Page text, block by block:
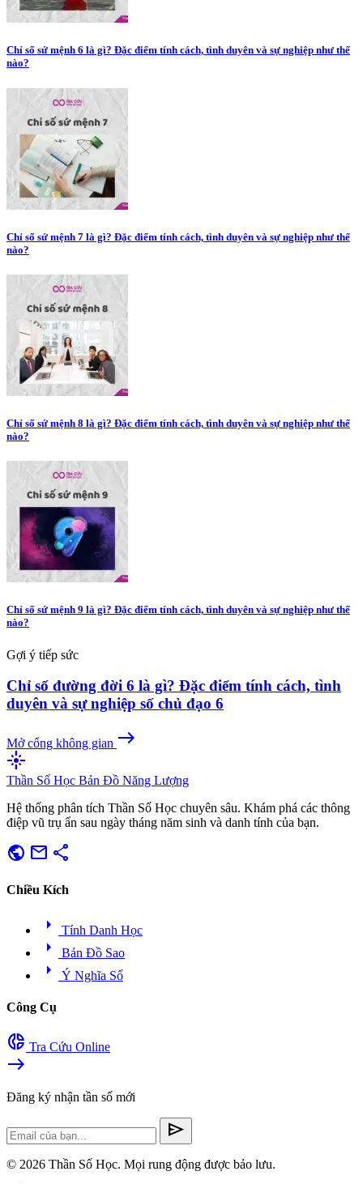
Chỉ số sứ mệnh 6 là gì? Đặc điểm tính cách, tình duyên và sự nghiệp như thế
nào?
Chỉ số sứ mệnh 7 là gì? Đặc điểm tính cách, tình duyên và sự nghiệp như thế
nào?
Chỉ số sứ mệnh 8 là gì? Đặc điểm tính cách, tình duyên và sự nghiệp như thế
nào?
Chỉ số sứ mệnh 9 là gì? Đặc điểm tính cách, tình duyên và sự nghiệp như thế
nào?
Gợi ý tiếp sức
Chỉ số đường đời 6 là gì? Đặc điểm tính cách, tình
duyên và sự nghiệp số chủ đạo 6
Mở cổng không gian east
flare
Thần Số Học Bản Đồ Năng Lượng
Hệ thống phân tích Thần Số Học chuyên sâu. Khám phá các thông
điệp vũ trụ ẩn sau ngày tháng năm sinh và danh tính của bạn.
public mail share
Chiều Kích
arrow_right Tính Danh Học
arrow_right Bản Đồ Sao
arrow_right Ý Nghĩa Số
Công Cụ
donut_small Tra Cứu Online
east
Đăng ký nhận tần số mới
send
© 2026 Thần Số Học. Mọi rung động được bảo lưu.